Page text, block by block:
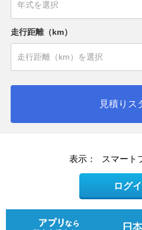
走行距離（km）
見積りス
表示： スマート
ログ